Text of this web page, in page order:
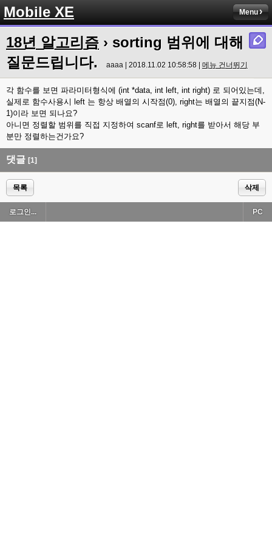
Mobile XE Menu
18년 알고리즘 › sorting 범위에 대해
질문드립니다.
aaaa | 2018.11.02 10:58:58 | 메뉴 건너뛰기
각 함수를 보면 파라미터형식에 (int *data, int left, int right) 로 되어있는데,
실제로 함수사용시 left 는 항상 배열의 시작점(0), right는 배열의 끝지점(N-
1)이라 보면 되나요?
아니면 정렬할 범위를 직접 지정하여 scanf로 left, right를 받아서 해당 부
분만 정렬하는건가요?
댓글 [1]
목록 삭제
로그인... PC